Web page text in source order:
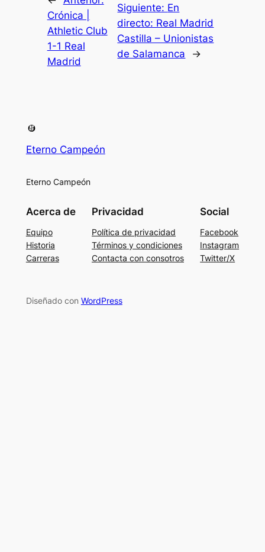
Crónica |
Athletic Club
1-1 Real
Madrid
Siguiente: En
directo: Real Madrid
Castilla – Unionistas
de Salamanca
→
Eterno Campeón
Eterno Campeón
Acerca de
Equipo
Historia
Carreras
Privacidad
Política de privacidad
Términos y condiciones
Contacta con consotros
Social
Facebook
Instagram
Twitter/X
Diseñado con WordPress